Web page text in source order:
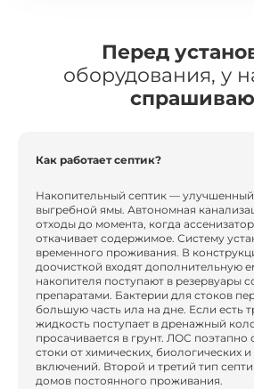
Перед
оборудования, у
Как работает септик?
Накопительный септик —
выгребной ямы. Автономная
отходы до момента, когда
откачивает содержимое. Систему
временного проживания. В
доочисткой входят дополнительную
накопителя поступают в резервуары
препаратами. Бактерии для стоков
большую часть ила на дне. Если есть
жидкость поступает в дренажный
просачивается в грунт. ЛОС
стоки от химических, биологических
включений. Второй и третий тип
домов постоянного проживания.